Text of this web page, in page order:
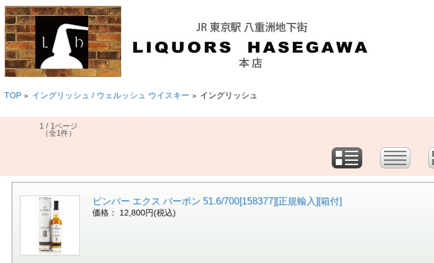
TOP > イングリッシュ / ウェルッシュ ウイスキー > イングリッシュ
1 / 1ページ
（全1件）
ビンバー エクス バーボン 51.6/700[158377][正規輸入][箱付]
価格： 12,800円(税込)